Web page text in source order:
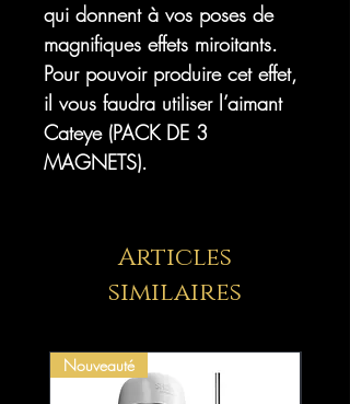
qui donnent à vos poses de
magnifiques effets miroitants.
Pour pouvoir produire cet effet,
il vous faudra utiliser l’aimant
Cateye (PACK DE 3
MAGNETS).
Articles
similaires
Nouveauté